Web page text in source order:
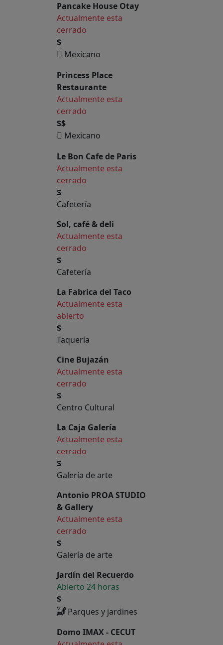
Pancake House Otay
Actualmente esta
cerrado
$
Mexicano
Princess Place
Restaurante
Actualmente esta
cerrado
$$
Mexicano
Le Bon Cafe de Paris
Actualmente esta
cerrado
$
Cafetería
Sol, café & deli
Actualmente esta
cerrado
$
Cafetería
La Fabrica del Taco
Actualmente esta
abierto
$
Taqueria
Cine Bujazán
Actualmente esta
cerrado
$
Centro Cultural
La Caja Galería
Actualmente esta
cerrado
$
Galería de arte
Antonio PROA STUDIO
& Gallery
Actualmente esta
cerrado
$
Galería de arte
Jardín del Recuerdo
Abierto 24 horas
$
Parques y jardines
Domo IMAX - CECUT